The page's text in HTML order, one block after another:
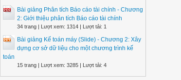
Bài giảng Phân tích Báo cáo tài chính - Chương
2: Giới thiệu phân tích Báo cáo tài chính
34 trang | Lượt xem: 1314 | Lượt tải: 1
Bài giảng Kế toán máy (Slide) - Chương 2: Xây
dựng cơ sở dữ liệu cho một chương trình kế
toán
15 trang | Lượt xem: 3285 | Lượt tải: 4